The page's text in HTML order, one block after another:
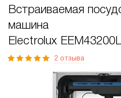
Встраиваемая
машина
Electrolux EEM43200L
2 отзыва